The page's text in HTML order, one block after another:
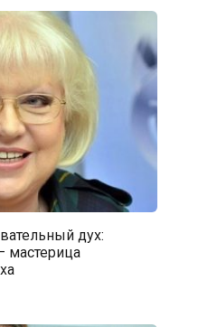
дух:
мастерица